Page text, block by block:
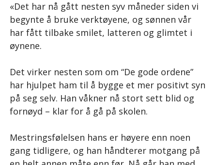
«Det har nå gått nesten syv måneder siden vi
begynte å bruke verktøyene, og sønnen vår
har fått tilbake smilet, latteren og glimtet i
øynene.
Det virker nesten som om “De gode ordene”
har hjulpet ham til å bygge et mer positivt syn
på seg selv. Han våkner nå stort sett blid og
fornøyd – klar for å gå på skolen.
Mestringsfølelsen hans er høyere enn noen
gang tidligere, og han håndterer motgang på